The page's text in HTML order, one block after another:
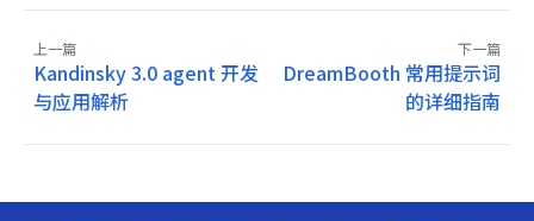
上一篇
Kandinsky 3.0 agent 开发
与应用解析
下一篇
DreamBooth 常用提示词
的详细指南